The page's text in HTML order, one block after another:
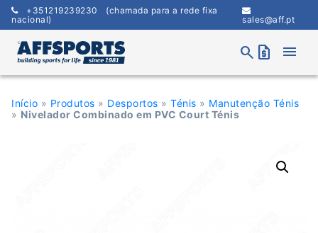
Skip
content
+351219239230 (chamada para a rede fixa
nacional)
sales@aff.pt
search request_quote menu
Início » Produtos » Desportos » Ténis » Manutenção Ténis
» Nivelador Combinado em PVC Court Ténis